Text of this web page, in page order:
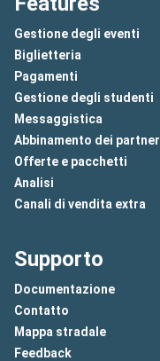
Gestione degli eventi
Biglietteria
Pagamenti
Gestione degli studenti
Messaggistica
Abbinamento dei partner
Offerte e pacchetti
Analisi
Canali di vendita extra
Supporto
Documentazione
Contatto
Mappa stradale
Feedback